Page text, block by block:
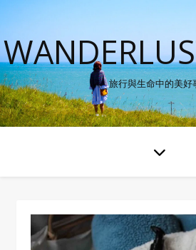
旅行與生命中的美好